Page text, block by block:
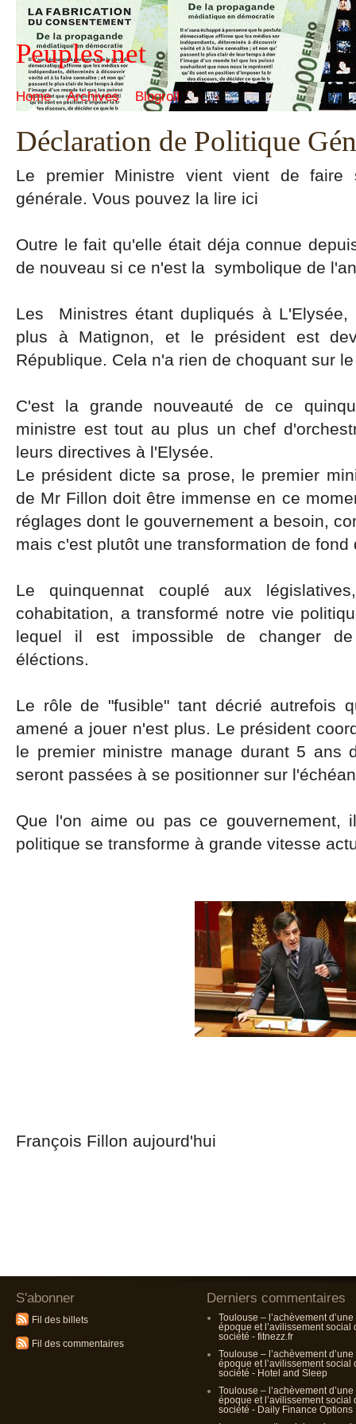
Peuples.net
Home Archives Blogroll
Déclaration de Politique
Le premier Ministre vient vient de faire
générale. Vous pouvez la lire ici
Outre le fait qu'elle était déja connue
de nouveau si ce n'est la symbolique de
Les Ministres étant dupliqués à
plus à Matignon, et le président est
République. Cela n'a rien de choquant sur
C'est la grande nouveauté de ce
ministre est tout au plus un chef
leurs directives à l'Elysée.
Le président dicte sa prose, le premier
de Mr Fillon doit être immense en ce
réglages dont le gouvernement a besoin,
mais c'est plutôt une transformation de
Le quinquennat couplé aux
cohabitation, a transformé notre vie
lequel il est impossible de changer de
éléctions.
Le rôle de "fusible" tant décrié autrefois
amené a jouer n'est plus. Le président
le premier ministre manage durant 5 ans
seront passées à se positionner sur
Que l'on aime ou pas ce gouvernement,
politique se transforme à grande vitesse
François Fillon aujourd'hui
S'abonner
Fil des billets
Fil des commentaires
Derniers commentaires
Toulouse – l’achèvement d’une
époque et l’avilissement social
société - fitnezz.fr
Toulouse – l’achèvement d’une
époque et l’avilissement social
société - Hotel and Sleep
Toulouse – l’achèvement d’une
époque et l’avilissement social
société - Daily Finance Options